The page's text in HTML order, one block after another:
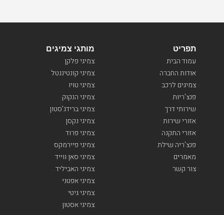
מותגי צמיגים
צמיגי פלקן
צמיגי קונטיננטל
צמיגי טויו
צמיגי הנקוק
צמיגי ברידג’סטון
צמיגי נקסן
צמיגי פרוד
צמיגי פיירמקס
צמיגי סאן ווייד
צמיגי האביליד
צמיגי אפטני
צמיגי גיטי
צמיגי אסטון
תפריט
עמוד הבית
אודות החברה
צמיגים לרכב
פנצ’ריות
שירותי דרך
אזורי שירות
אזורי התקנה
פנצ’ריה שילת
מאמרים
צור קשר